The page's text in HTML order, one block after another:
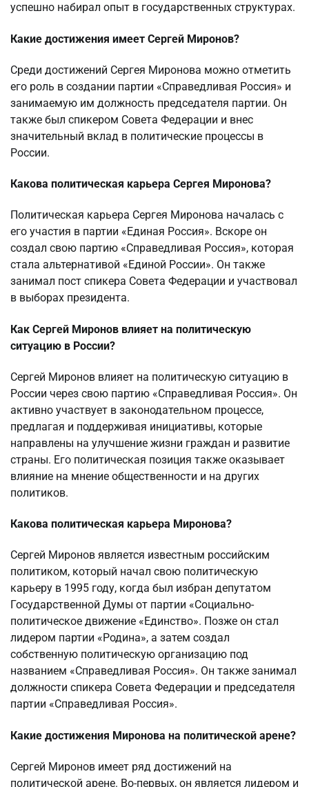
успешно набирал опыт в государственных структурах.
Какие достижения имеет Сергей Миронов?
Среди достижений Сергея Миронова можно отметить
его роль в создании партии «Справедливая Россия» и
занимаемую им должность председателя партии. Он
также был спикером Совета Федерации и внес
значительный вклад в политические процессы в
России.
Какова политическая карьера Сергея Миронова?
Политическая карьера Сергея Миронова началась с
его участия в партии «Единая Россия». Вскоре он
создал свою партию «Справедливая Россия», которая
стала альтернативой «Единой России». Он также
занимал пост спикера Совета Федерации и участвовал
в выборах президента.
Как Сергей Миронов влияет на политическую
ситуацию в России?
Сергей Миронов влияет на политическую ситуацию в
России через свою партию «Справедливая Россия». Он
активно участвует в законодательном процессе,
предлагая и поддерживая инициативы, которые
направлены на улучшение жизни граждан и развитие
страны. Его политическая позиция также оказывает
влияние на мнение общественности и на других
политиков.
Какова политическая карьера Миронова?
Сергей Миронов является известным российским
политиком, который начал свою политическую
карьеру в 1995 году, когда был избран депутатом
Государственной Думы от партии «Социально-
политическое движение «Единство». Позже он стал
лидером партии «Родина», а затем создал
собственную политическую организацию под
названием «Справедливая Россия». Он также занимал
должности спикера Совета Федерации и председателя
партии «Справедливая Россия».
Какие достижения Миронова на политической арене?
Сергей Миронов имеет ряд достижений на
политической арене. Во-первых, он является лидером и